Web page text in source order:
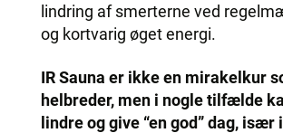
lindring af smerterne ved
og kortvarig øget energi.
IR Sauna er ikke en mirakelkur
helbreder, men i nogle tilfælde
lindre og give “en god” dag, især